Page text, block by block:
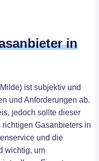
in
ist subjektiv und
und Anforderungen ab.
jedoch sollte dieser
Gasanbieters in
und die
wichtig, um